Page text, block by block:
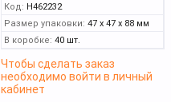
Код: Н462232
Размер упаковки: 47 x 47 x 88 мм
В коробке: 40 шт.
Чтобы сделать заказ
необходимо войти в личный
кабинет